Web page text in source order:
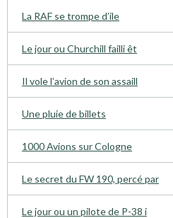
La RAF se trompe d’ile
Le jour ou Churchill failli êt
Il vole l’avion de son assaill
Une pluie de billets
1000 Avions sur Cologne
Le secret du FW 190, percé par
Le jour ou un pilote de P-38 i